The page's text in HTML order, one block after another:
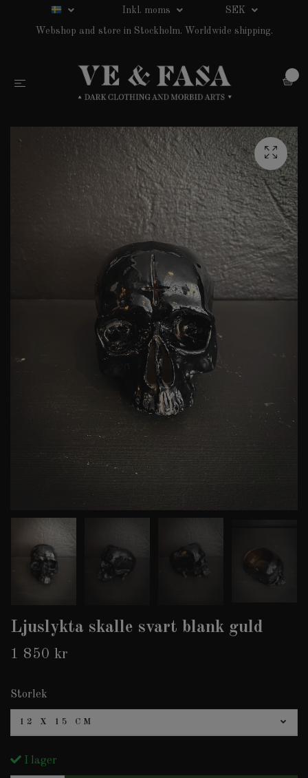
Inkl. moms SEK
Webshop and store in Stockholm. Worldwide shipping.
Ljuslykta skalle svart blank guld
1 850 kr
Storlek
12 X 15 CM
I lager